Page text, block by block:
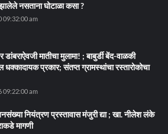
नसताना घोटाळा कसा ?
09:32:00 am
मातीचा मुलामा! ; बाबुर्डी बेंद-वाळकी
धक्कादायक प्रकार; संतप्त ग्रामस्थांचा रस्तारोकोचा
09:22:00 am
नियंत्रण प्रस्तावास मंजुरी द्या ; खा. नीलेश लंके
मागणी